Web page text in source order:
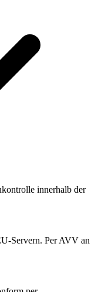
innerhalb der
Servern. Per AVV an